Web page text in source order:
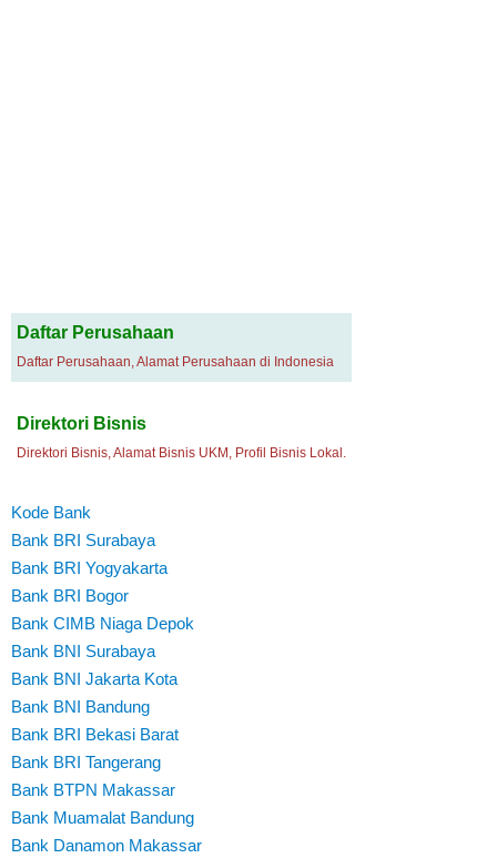
Daftar Perusahaan
Daftar Perusahaan, Alamat Perusahaan di Indonesia
Direktori Bisnis
Direktori Bisnis, Alamat Bisnis UKM, Profil Bisnis Lokal.
Kode Bank
Bank BRI Surabaya
Bank BRI Yogyakarta
Bank BRI Bogor
Bank CIMB Niaga Depok
Bank BNI Surabaya
Bank BNI Jakarta Kota
Bank BNI Bandung
Bank BRI Bekasi Barat
Bank BRI Tangerang
Bank BTPN Makassar
Bank Muamalat Bandung
Bank Danamon Makassar